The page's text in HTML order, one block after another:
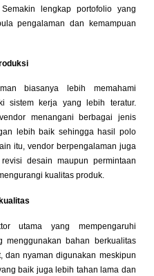
lengkap portofolio yang
pengalaman dan kemampuan
biasanya lebih memahami
sistem kerja yang lebih teratur.
menangani berbagai jenis
lebih baik sehingga hasil polo
itu, vendor berpengalaman juga
desain maupun permintaan
kualitas produk.
utama yang mempengaruhi
bahan berkualitas
dan nyaman digunakan meskipun
baik juga lebih tahan lama dan